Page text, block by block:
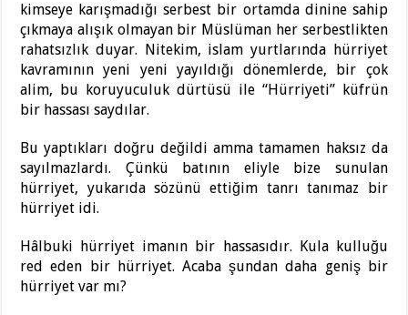
kimseye karışmadığı serbest bir ortamda dinine sahip
çıkmaya alışık olmayan bir Müslüman her serbestlikten
rahatsızlık duyar. Nitekim, islam yurtlarında hürriyet
kavramının yeni yeni yayıldığı dönemlerde, bir çok
alim, bu koruyuculuk dürtüsü ile “Hürriyeti” küfrün
bir hassası saydılar.
Bu yaptıkları doğru değildi amma tamamen haksız da
sayılmazlardı. Çünkü batının eliyle bize sunulan
hürriyet, yukarıda sözünü ettiğim tanrı tanımaz bir
hürriyet idi.
Hâlbuki hürriyet imanın bir hassasıdır. Kula kulluğu
red eden bir hürriyet. Acaba şundan daha geniş bir
hürriyet var mı?